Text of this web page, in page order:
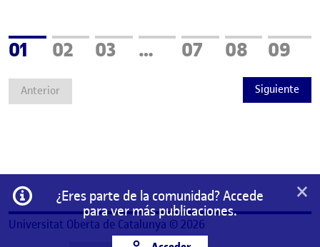
Anterior
Página
01 Página
02 Página
03 … Página
07 Página
08 09
Siguiente
Información
¿Eres parte de la comunidad? Accede
para ver más publicaciones.
×
Universitat Oberta de Catalunya © 2026